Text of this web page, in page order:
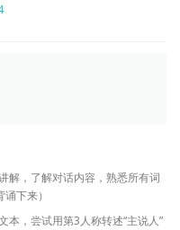
解，了解对话内容，熟悉所有词
下来）
本，尝试用第3人称转述“主说人”